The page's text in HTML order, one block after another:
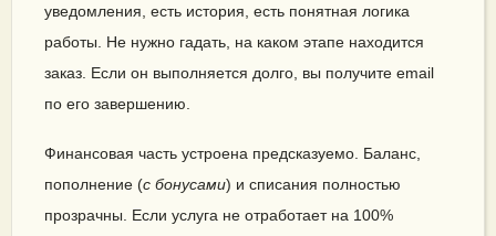
уведомления, есть история, есть понятная логика
работы. Не нужно гадать, на каком этапе находится
заказ. Если он выполняется долго, вы получите email
по его завершению.
Финансовая часть устроена предсказуемо. Баланс,
пополнение (с бонусами) и списания полностью
прозрачны. Если услуга не отработает на 100%